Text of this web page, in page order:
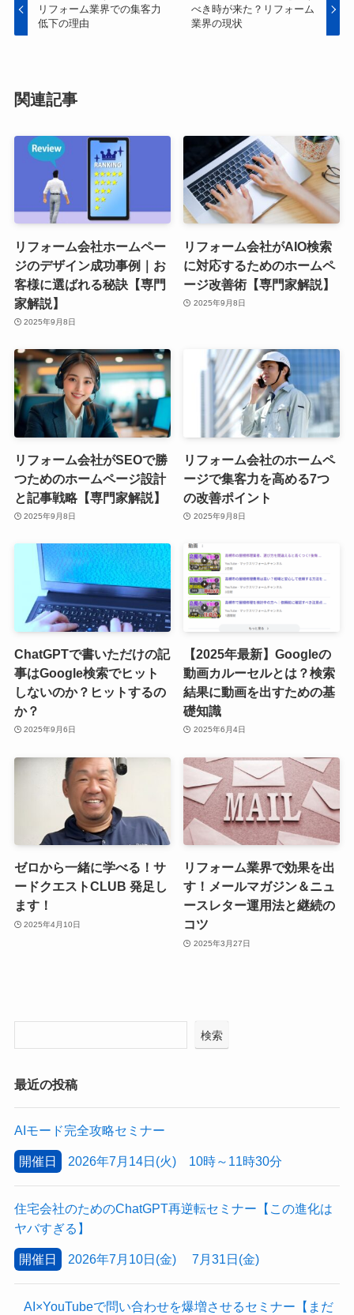
リフォーム業界での集客力
低下の理由
べき時が来た？リフォーム
業界の現状
関連記事
リフォーム会社ホームペー
ジのデザイン成功事例｜お
客様に選ばれる秘訣【専門
家解説】
2025年9月8日
リフォーム会社がAIO検索
に対応するためのホームペ
ージ改善術【専門家解説】
2025年9月8日
リフォーム会社がSEOで勝
つためのホームページ設計
と記事戦略【専門家解説】
2025年9月8日
リフォーム会社のホームペ
ージで集客力を高める7つ
の改善ポイント
2025年9月8日
ChatGPTで書いただけの記
事はGoogle検索でヒット
しないのか？ヒットするの
か？
2025年9月6日
【2025年最新】Googleの
動画カルーセルとは？検索
結果に動画を出すための基
礎知識
2025年6月4日
ゼロから一緒に学べる！サ
ードクエストCLUB 発足し
ます！
2025年4月10日
リフォーム業界で効果を出
す！メールマガジン＆ニュ
ースレター運用法と継続の
コツ
2025年3月27日
検索
最近の投稿
AIモード完全攻略セミナー
開催日 2026年7月14日(火) 10時～11時30分
住宅会社のためのChatGPT再逆転セミナー【この進化は
ヤバすぎる】
開催日 2026年7月10日(金) 7月31日(金)
AI×YouTubeで問い合わせを爆増させるセミナー【まだ